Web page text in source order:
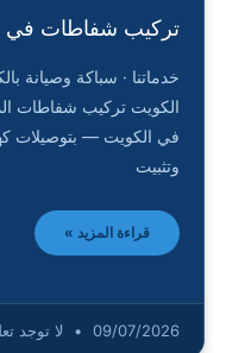
تركيب شفاطات في
خدماتنا · سباكة وصيانة
الكويت تركيب شفاطات
في الكويت — بتوصيلات
وتثبيت
قراءة المزيد »
09/07/2026 لا توجد